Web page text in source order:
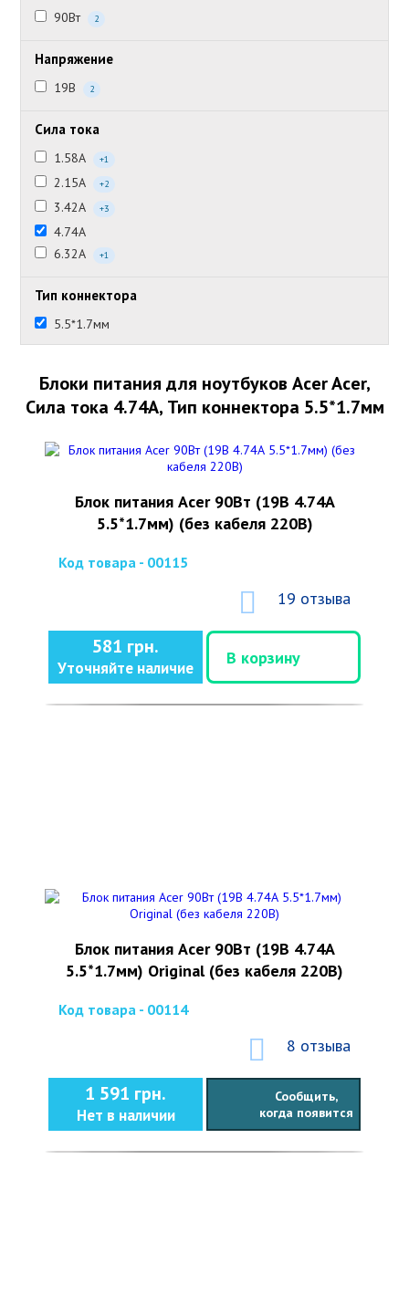
90Вт 2
Напряжение
19В 2
Сила тока
1.58А +1
2.15А +2
3.42А +3
4.74А
6.32А
+1
Тип коннектора
5.5*1.7мм
Блоки питания для ноутбуков Acer Acer,
Сила тока 4.74А, Тип коннектора 5.5*1.7мм
Блок питания Acer 90Вт (19В 4.74А
5.5*1.7мм) (без кабеля 220В)
Код товара - 00115
19 отзыва
581 грн.
Уточняйте наличие
В корзину
Блок питания Acer 90Вт (19В 4.74А
5.5*1.7мм) Original (без кабеля 220В)
Код товара - 00114
8 отзыва
1 591 грн.
Нет в наличии
Сообщить,
когда появится